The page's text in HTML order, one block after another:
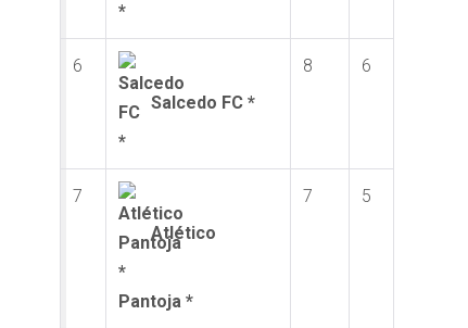
6
Salcedo FC *
8 6
7
Atlético
Pantoja *
7 5